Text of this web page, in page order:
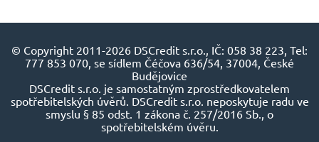
© Copyright 2011-2026 DSCredit s.r.o., IČ: 058 38 223, Tel:
777 853 070, se sídlem Čéčova 636/54, 37004, České
Budějovice
DSCredit s.r.o. je samostatným zprostředkovatelem
spotřebitelských úvěrů. DSCredit s.r.o. neposkytuje radu ve
smyslu § 85 odst. 1 zákona č. 257/2016 Sb., o
spotřebitelském úvěru.